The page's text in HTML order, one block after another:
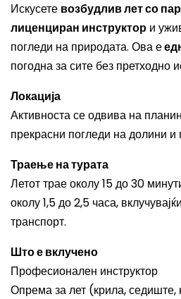
Искусете возбудлив лет со
лиценциран инструктор и
погледи на природата. Ова е
погодна за сите без претходно
Локација
Активноста се одвива на
прекрасни погледи на долини и
Траење на турата
Летот трае околу 15 до 30
околу 1,5 до 2,5 часа,
транспорт.
Што е вклучено
Професионален инструктор
Опрема за лет (крила, седиште,